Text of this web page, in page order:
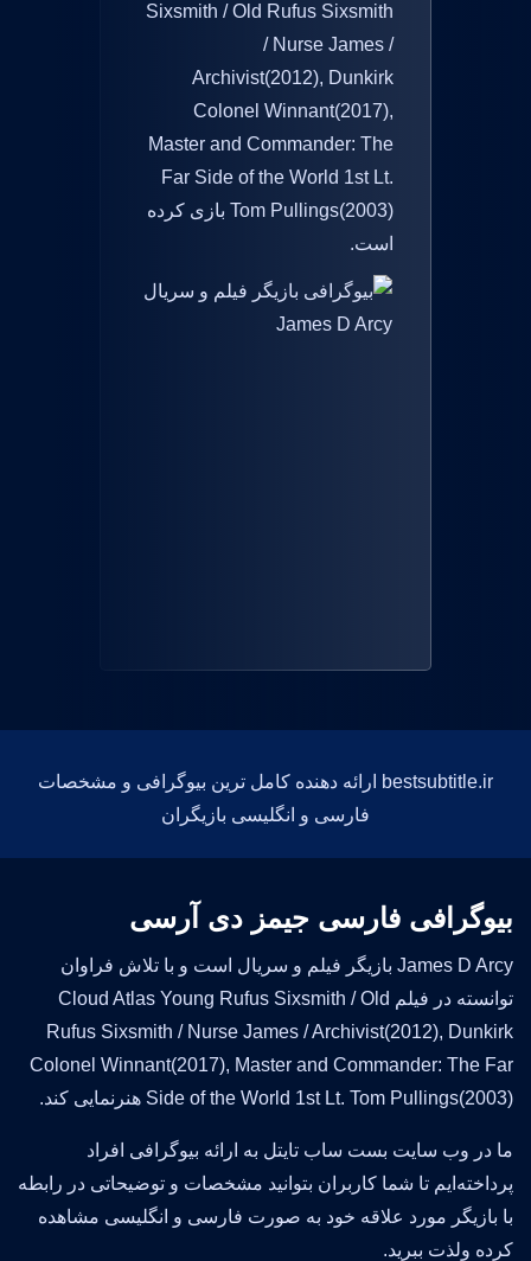
Sixsmith / Old Rufus Sixsmith
/ Nurse James /
Archivist(2012), Dunkirk
Colonel Winnant(2017),
Master and Commander: The
Far Side of the World 1st Lt.
Tom Pullings(2003) بازی کرده
است.
bestsubtitle.ir ارائه دهنده کامل ترین بیوگرافی و مشخصات
فارسی و انگلیسی بازیگران
بیوگرافی فارسی جیمز دی آرسی
James D Arcy بازیگر فیلم و سریال است و با تلاش فراوان
توانسته در فیلم Cloud Atlas Young Rufus Sixsmith / Old
Rufus Sixsmith / Nurse James / Archivist(2012), Dunkirk
Colonel Winnant(2017), Master and Commander: The Far
Side of the World 1st Lt. Tom Pullings(2003) هنرنمایی کند.
ما در وب سایت بست ساب تایتل به ارائه بیوگرافی افراد
پرداخته‌ایم تا شما کاربران بتوانید مشخصات و توضیحاتی در رابطه
با بازیگر مورد علاقه خود به صورت فارسی و انگلیسی مشاهده
کرده ولذت ببرید.